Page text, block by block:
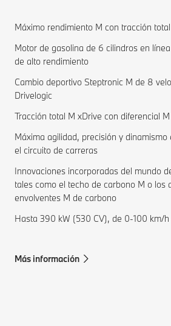
Máximo rendimiento M con tracción total
Motor de gasolina de 6 cilindros en
de alto rendimiento
Cambio deportivo Steptronic M de 8
Drivelogic
Tracción total M xDrive con diferencial
Máxima agilidad, precisión y
el circuito de carreras
Innovaciones incorporadas del mundo
tales como el techo de carbono M o los
envolventes M de carbono
Hasta 390 kW (530 CV), de 0-100 km/h
Más información